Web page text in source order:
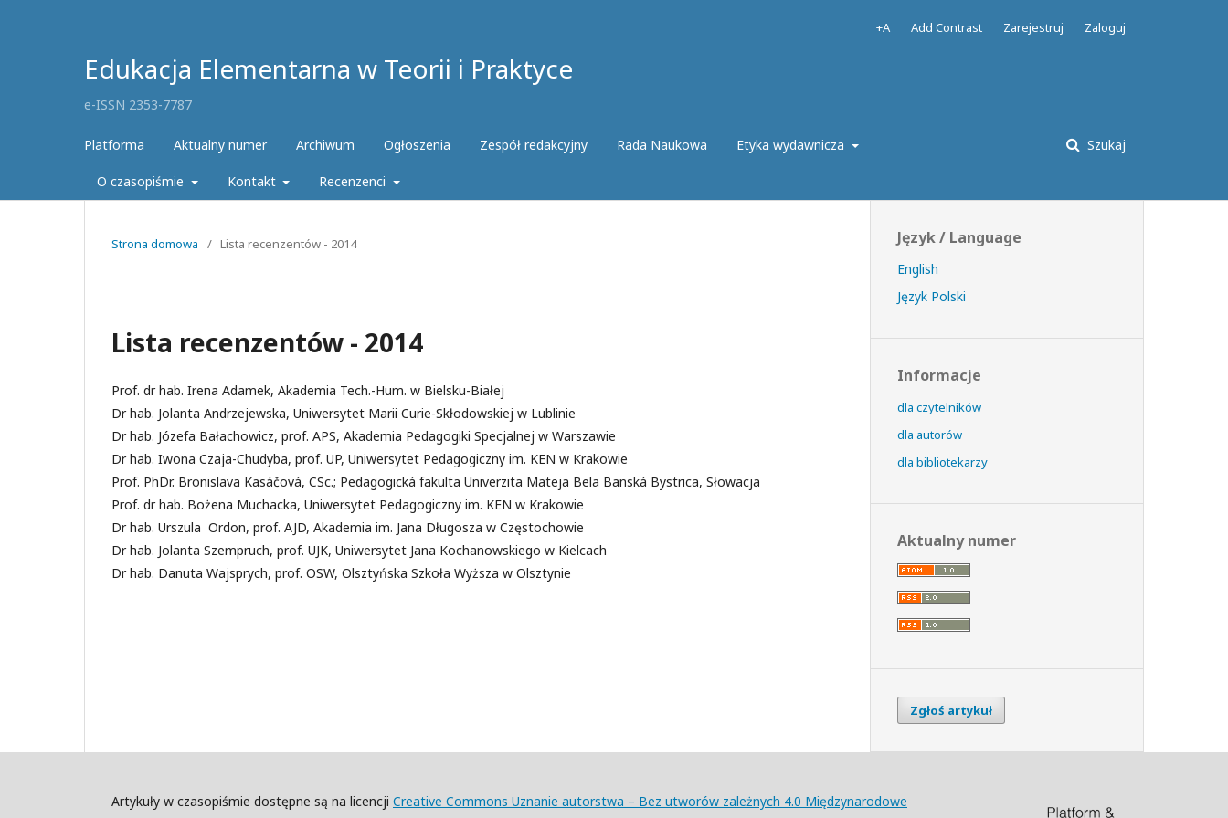
Edukacja Elementarna w Teorii i Praktyce
e-ISSN 2353-7787
Platforma Aktualny numer Archiwum Ogłoszenia Zespół redakcyjny Rada Naukowa Etyka wydawnicza
O czasopiśmie Kontakt Recenzenci
Szukaj
+A Add Contrast Zarejestruj Zaloguj
Strona domowa / Lista recenzentów - 2014
Lista recenzentów - 2014
Prof. dr hab. Irena Adamek, Akademia Tech.-Hum. w Bielsku-Białej
Dr hab. Jolanta Andrzejewska, Uniwersytet Marii Curie-Skłodowskiej w Lublinie
Dr hab. Józefa Bałachowicz, prof. APS, Akademia Pedagogiki Specjalnej w Warszawie
Dr hab. Iwona Czaja-Chudyba, prof. UP, Uniwersytet Pedagogiczny im. KEN w Krakowie
Prof. PhDr. Bronislava Kasáčová, CSc.; Pedagogická fakulta Univerzita Mateja Bela Banská Bystrica, Słowacja
Prof. dr hab. Bożena Muchacka, Uniwersytet Pedagogiczny im. KEN w Krakowie
Dr hab. Urszula Ordon, prof. AJD, Akademia im. Jana Długosza w Częstochowie
Dr hab. Jolanta Szempruch, prof. UJK, Uniwersytet Jana Kochanowskiego w Kielcach
Dr hab. Danuta Wajsprych, prof. OSW, Olsztyńska Szkoła Wyższa w Olsztynie
Język / Language
English
Język Polski
Informacje
dla czytelników
dla autorów
dla bibliotekarzy
Aktualny numer
Zgłoś artykuł
Artykuły w czasopiśmie dostępne są na licencji Creative Commons Uznanie autorstwa – Bez utworów zależnych 4.0 Międzynarodowe